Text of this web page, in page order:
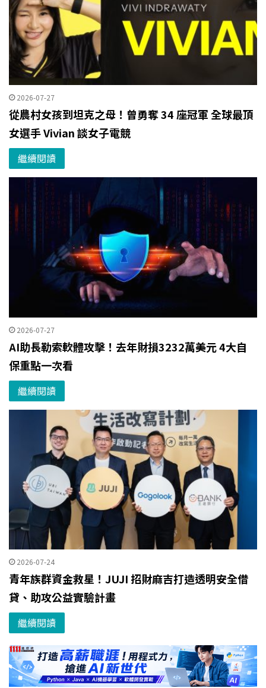
2026-07-27
從農村女孩到坦克之母！曾勇奪 34 座冠軍 全球最頂
女選手 Vivian 談女子電競
繼續閱讀
2026-07-27
AI助長勒索軟體攻擊！去年財損3232萬美元 4大自
保重點一次看
繼續閱讀
2026-07-24
青年族群資金救星！JUJI 招財麻吉打造透明安全借
貸、助攻公益實驗計畫
繼續閱讀